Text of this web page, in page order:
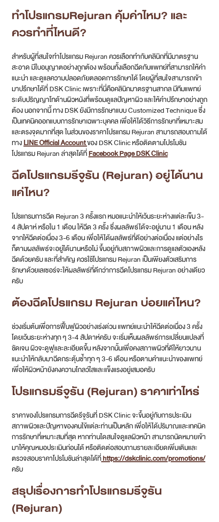
ทำโปรแกรมRejuran คุ้มค่าไหม? และ
ควรทำที่ไหนดี?
สำหรับผู้ที่สนใจทำโปรแกรม Rejuran ควรเลือกทำกับคลินิกที่มีมาตรฐาน
สะอาด มีใบอนุญาตอย่างถูกต้อง พร้อมทั้งเลือกฉีดกับแพทย์ที่สามารถให้คำ
แนะนำ และดูแลความปลอดภัยตลอดการรักษาได้ โดยผู้ที่สนใจสามารถเข้า
มาปรึกษาได้ที่ DSK Clinic เพราะที่นี่คือคลินิกมาตรฐานสากล มีทีมแพทย์
ระดับปริญญาโทด้านผิวหนังที่พร้อมดูแลปัญหาผิว และให้คำปรึกษาอย่างถูก
ต้อง นอกจากนี้ ทาง DSK ยังมีการรักษาแบบ Customized Technique ซึ่ง
เป็นเทคนิคออกแบบการรักษาเฉพาะบุคคล เพื่อให้ได้วิธีการรักษาที่เหมาะสม
และตรงจุดมากที่สุด ในส่วนของราคาโปรแกรม Rejuran สามารถสอบถามได้
ทางLINE Official Accountของ DSK Clinic หรือติดตามโปรโมชัน
โปรแกรม Rejuran ล่าสุดได้ที่Facebook Page DSK Clinic
ฉีดโปรแกรมรีจูรัน (Rejuran) อยู่ได้นาน
แค่ไหน?
โปรแกรมการฉีด Rejuran 3 ครั้งแรก หมอแนะนำให้เว้นระยะห่างแต่ละเข็ม 3-
4 สัปดาห์ หรือใน 1 เดือน ให้ฉีด 3 ครั้ง ซึ่งผลลัพธ์ได้จะอยู่นาน 1 เดือน หลัง
จากให้ฉีดต่อเนื่อง 3-6 เดือน เพื่อให้ได้ผลลัพธ์ที่ดีอย่างต่อเนื่อง แต่อย่างไร
ก็ตามผลลัพธ์จะอยู่ได้นานหรือไม่ ขึ้นอยู่กับสภาพผิวและการดูแลตัวเองหลัง
ฉีดด้วยครับ และที่สำคัญ ควรใช้โปรแกรม Rejuran เป็นเพียงตัวเสริมการ
รักษาด้วยเลเซอร์จะให้ผลลัพธ์ที่ดีกว่าการฉีดโปรแกรม Rejuran อย่างเดียว
ครับ
ต้องฉีดโปรแกรม Rejuran บ่อยแค่ไหน?
ช่วงเริ่มต้นเพื่อการฟื้นฟูผิวอย่างเร่งด่วน แพทย์แนะนำให้ฉีดต่อเนื่อง 3 ครั้ง
โดยเว้นระยะห่างทุก ๆ 3-4 สัปดาห์ครับ จะเริ่มเห็นผลลัพธ์การเปลี่ยนแปลงที่
ชัดเจน ผิวจะดูฟูและละเอียดขึ้น หลังจากนั้นเพื่อคงสภาพผิวที่ดีให้ยาวนาน
แนะนำให้กลับมาฉีดกระตุ้นซ้ำทุก ๆ 3-6 เดือน หรือตามคำแนะนำของแพทย์
เพื่อให้ผิวหน้ายังคงความโกลว์ใสและแข็งแรงอยู่เสมอครับ
โปรแกรมรีจูรัน (Rejuran) ราคาเท่าไหร่
ราคาของโปรแกรมการฉีดรีจูรันที่ DSK Clinic จะขึ้นอยู่กับการประเมิน
สภาพผิวและปัญหาของคนไข้แต่ละท่านเป็นหลัก เพื่อให้ได้ปริมาณและเทคนิค
การรักษาที่เหมาะสมที่สุด หากท่านใดสนใจดูแลผิวหน้า สามารถนัดหมายเข้า
มาให้คุณหมอประเมินก่อนได้ หรือติดต่อสอบถามรายละเอียดเพิ่มเติมและ
ตรวจสอบราคาโปรโมชันล่าสุดได้ที่https://dskclinic.com/promotions/
ครับ
สรุปเรื่องการทำโปรแกรมรีจูรัน
(Rejuran)